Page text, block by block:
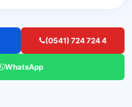
(0541) 724 724 4
WhatsApp